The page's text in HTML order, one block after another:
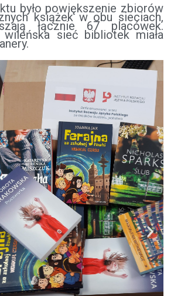
było powiększenie zbiorów
książek w obu sieciach,
łącznie 67 placówek.
wileńska sieć bibliotek miała